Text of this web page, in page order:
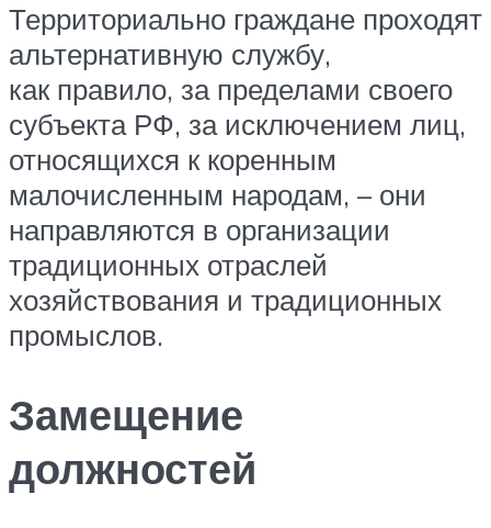
Территориально граждане проходят
альтернативную службу,
как правило, за пределами своего
субъекта РФ, за исключением лиц,
относящихся к коренным
малочисленным народам, – они
направляются в организации
традиционных отраслей
хозяйствования и традиционных
промыслов.
Замещение
должностей